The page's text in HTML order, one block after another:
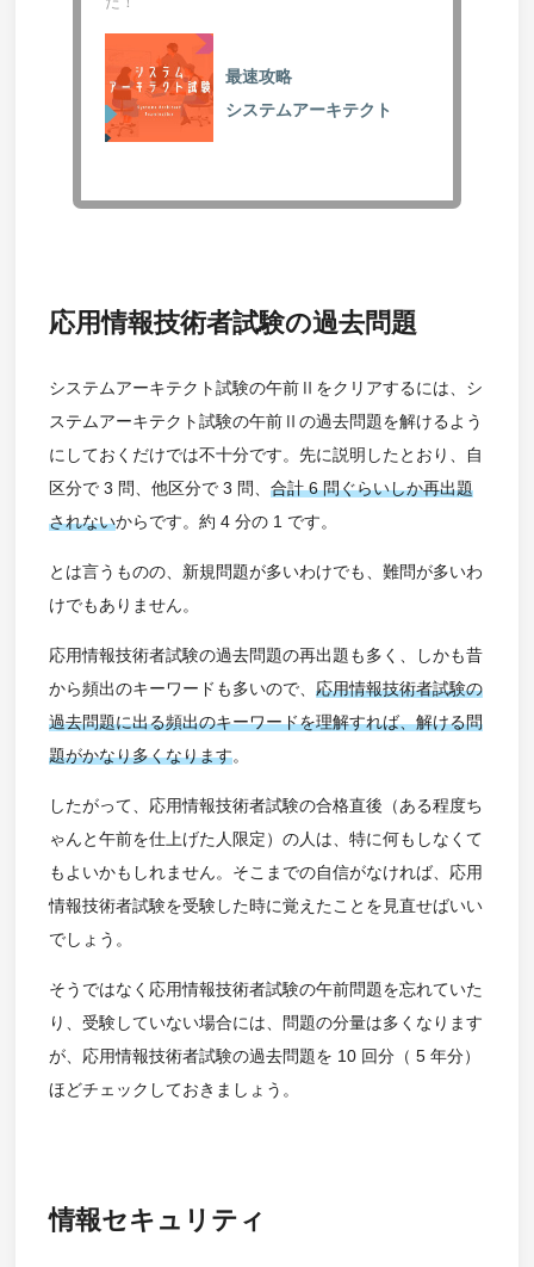
最速攻略
システムアーキテクト
応用情報技術者試験の過去問題
システムアーキテクト試験の午前Ⅱをクリアするには、シ
ステムアーキテクト試験の午前Ⅱの過去問題を解けるよう
にしておくだけでは不十分です。先に説明したとおり、自
区分で 3 問、他区分で 3 問、 合計 6 問ぐらいしか再出題
されないからです。約 4 分の 1 です。
とは言うものの、新規問題が多いわけでも、難問が多いわ
けでもありません。
応用情報技術者試験の過去問題の再出題も多く、しかも昔
から頻出のキーワードも多いので、 応用情報技術者試験の
過去問題に出る頻出のキーワードを理解すれば、解ける問
題がかなり多くなります。
したがって、応用情報技術者試験の合格直後（ある程度ち
ゃんと午前を仕上げた人限定）の人は、特に何もしなくて
もよいかもしれません。そこまでの自信がなければ、応用
情報技術者試験を受験した時に覚えたことを見直せばいい
でしょう。
そうではなく応用情報技術者試験の午前問題を忘れていた
り、受験していない場合には、問題の分量は多くなります
が、応用情報技術者試験の過去問題を 10 回分（ 5 年分）
ほどチェックしておきましょう。
情報セキュリティ